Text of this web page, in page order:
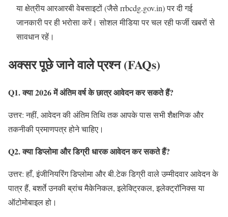
या क्षेत्रीय आरआरबी वेबसाइटों (जैसे rrbcdg.gov.in) पर दी गई
जानकारी पर ही भरोसा करें। सोशल मीडिया पर चल रही फर्जी खबरों से
सावधान रहें।
अक्सर पूछे जाने वाले प्रश्न (FAQs)
Q1. क्या 2026 में अंतिम वर्ष के छात्र आवेदन कर सकते हैं?
उत्तर: नहीं, आवेदन की अंतिम तिथि तक आपके पास सभी शैक्षणिक और
तकनीकी प्रमाणपत्र होने चाहिए।
Q2. क्या डिप्लोमा और डिग्री धारक आवेदन कर सकते हैं?
उत्तर: हाँ, इंजीनियरिंग डिप्लोमा और बी.टेक डिग्री वाले उम्मीदवार आवेदन के
पात्र हैं, बशर्ते उनकी ब्रांच मैकेनिकल, इलेक्ट्रिकल, इलेक्ट्रॉनिक्स या
ऑटोमोबाइल हो।